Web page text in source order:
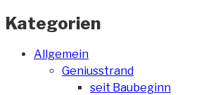
Kategorien
Allgemein
Geniusstrand
seit Baubeginn